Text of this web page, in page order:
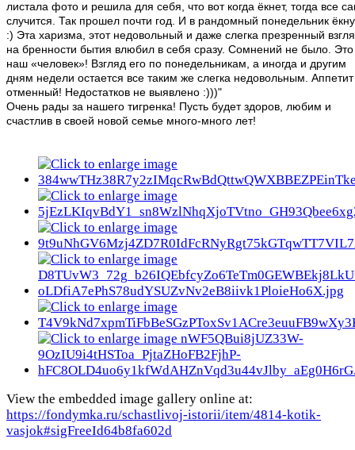
листала фото и решила для себя, что вот когда ёкнет, тогда все
случится. Так прошел почти год. И в рандомный понедельник
:) Эта харизма, этот недовольный и даже слегка презренный
на бренности бытия влюбил в себя сразу. Сомнений не было. Это
наш «человек»! Взгляд его по понедельникам, а иногда и другим
дням недели остается все таким же слегка недовольным. Аппетит
отменный! Недостатков не выявлено :)))"
Очень рады за нашего тигренка! Пусть будет здоров, любим и
счастлив в своей новой семье много-много лет!
View the embedded image gallery online at:
https://fondymka.ru/schastlivoj-istorii/item/4814-kotik-
vasjok#sigFreeId64b8fa602d